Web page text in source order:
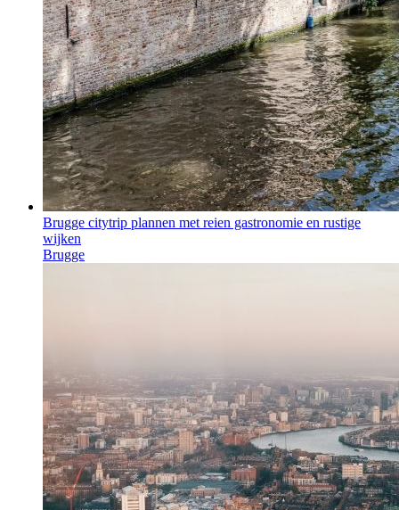
Brugge citytrip plannen met reien gastronomie en rustige
wijken
Brugge